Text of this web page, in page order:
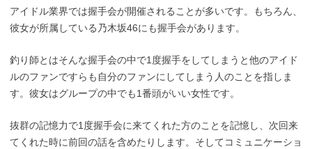
アイドル業界では握手会が開催されることが多いです。もちろん、
彼女が所属している乃木坂46にも握手会があります。
釣り師とはそんな握手会の中で1度握手をしてしまうと他のアイド
ルのファンですらも自分のファンにしてしまう人のことを指しま
す。彼女はグループの中でも1番頭がいい女性です。
抜群の記憶力で1度握手会に来てくれた方のことを記憶し、次回来
てくれた時に前回の話を含めたりします。そしてコミュニケーショ